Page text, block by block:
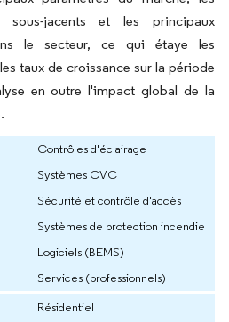
sous-jacents et les principaux
le secteur, ce qui étaye les
taux de croissance sur la période
en outre l'impact global de la
Contrôles d'éclairage
Systèmes CVC
Sécurité et contrôle d'accès
Systèmes de protection incendie
Logiciels (BEMS)
Services (professionnels)
Résidentiel